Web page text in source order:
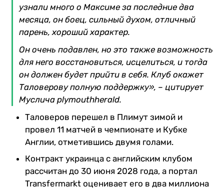
узнали много о Максиме за последние два
месяца, он боец, сильный духом, отличный
парень, хороший характер.
Он очень подавлен, но это также возможность
для него восстановиться, исцелиться, и тогда
он должен будет прийти в себя. Клуб окажет
Таловерову полную поддержку», – цитирует
Муслича plymouthherald.
Таловеров перешел в Плимут зимой и
провел 11 матчей в чемпионате и Кубке
Англии, отметившись двумя голами.
Контракт украинца с английским клубом
рассчитан до 30 июня 2028 года, а портал
Transfermarkt оценивает его в два миллиона